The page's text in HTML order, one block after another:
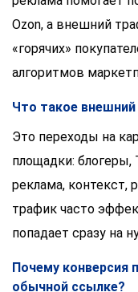
Ozon, а внешний
«горячих»
алгоритмов
Что такое
Это переходы на
площадки: блогеры,
реклама, контекст,
трафик часто
попадает сразу на
Почему конверсия
обычной ссылке?